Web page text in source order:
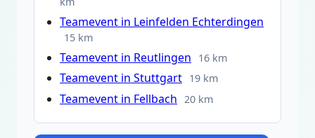
Teamevent in Leinfelden Echterdingen
15 km
Teamevent in Reutlingen 16 km
Teamevent in Stuttgart 19 km
Teamevent in Fellbach 20 km